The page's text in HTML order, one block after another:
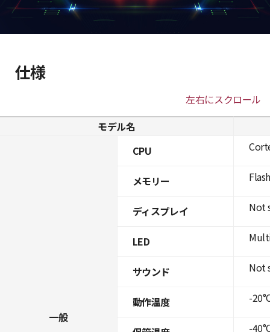
仕様
左右にスクロール
モデル名
一般
CPU
メモリー
ディスプレイ
LED
サウンド
動作温度
Not
Not
-
-